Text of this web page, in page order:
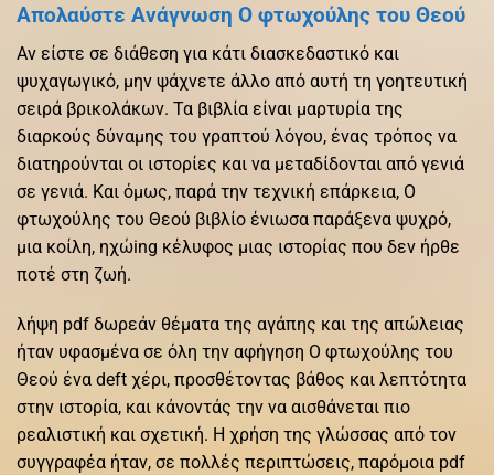
Απολαύστε Ανάγνωση Ο φτωχούλης του Θεού
Αν είστε σε διάθεση για κάτι διασκεδαστικό και
ψυχαγωγικό, μην ψάχνετε άλλο από αυτή τη γοητευτική
σειρά βρικολάκων. Τα βιβλία είναι μαρτυρία της
διαρκούς δύναμης του γραπτού λόγου, ένας τρόπος να
διατηρούνται οι ιστορίες και να μεταδίδονται από γενιά
σε γενιά. Και όμως, παρά την τεχνική επάρκεια, Ο
φτωχούλης του Θεού βιβλίο ένιωσα παράξενα ψυχρό,
μια κοίλη, ηχώing κέλυφος μιας ιστορίας που δεν ήρθε
ποτέ στη ζωή.
λήψη pdf δωρεάν θέματα της αγάπης και της απώλειας
ήταν υφασμένα σε όλη την αφήγηση Ο φτωχούλης του
Θεού ένα deft χέρι, προσθέτοντας βάθος και λεπτότητα
στην ιστορία, και κάνοντάς την να αισθάνεται πιο
ρεαλιστική και σχετική. Η χρήση της γλώσσας από τον
συγγραφέα ήταν, σε πολλές περιπτώσεις, παρόμοια pdf